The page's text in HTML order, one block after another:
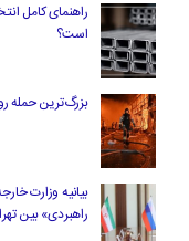
راهنمای کامل
است؟
بزرگ‌ترین حمله
بیانیه وزارت
راهبردی» بین